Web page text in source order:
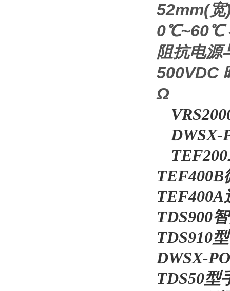
52mm(宽
0℃~60℃
阻抗电源
500VDC
Ω
DWSX-
TDS900
TDS910
DWSX-
TDS50型